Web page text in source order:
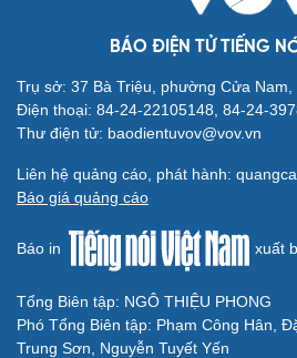
Cải chính
BÁO ĐIỆN TỬ TIẾNG
Trụ sở: 37 Bà Triệu, phường Cửa Nam,
Điện thoại: 84-24-22105148, 84-24-
Thư điện tử: baodientuvov@vov.vn
Liên hệ quảng cáo, phát hành:
Báo giá quảng cáo
Báo in xuất
Tổng Biên tập: NGÔ THIỆU PHONG
Phó Tổng Biên tập: Phạm Công Hân,
Trung Sơn, Nguyễn Tuyết Yến